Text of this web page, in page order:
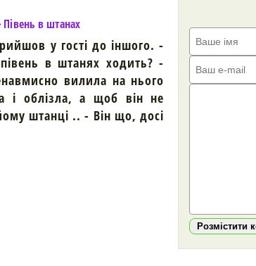
в штанах
у гості до іншого. -
в штанях ходить? -
вилила на нього
і облізла, а щоб він не
штанці .. - Він що, досі
Розмістити